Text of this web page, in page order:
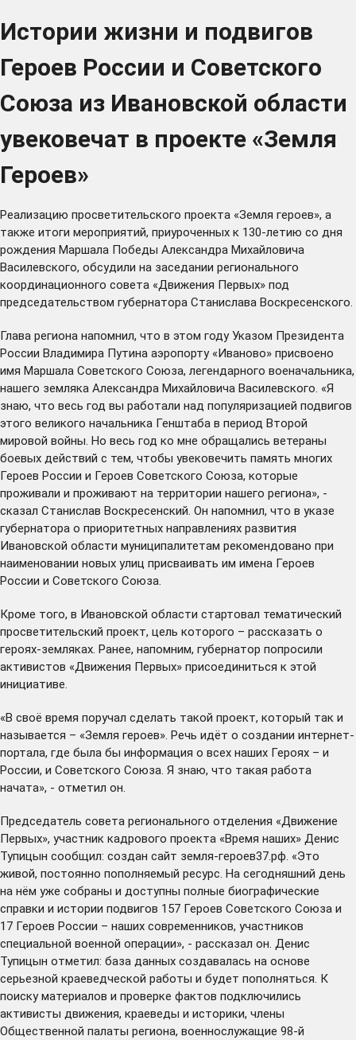
Истории жизни и подвигов
Героев России и Советского
Союза из Ивановской области
увековечат в проекте «Земля
Героев»
Реализацию просветительского проекта «Земля героев», а
также итоги мероприятий, приуроченных к 130-летию со дня
рождения Маршала Победы Александра Михайловича
Василевского, обсудили на заседании регионального
координационного совета «Движения Первых» под
председательством губернатора Станислава Воскресенского.
Глава региона напомнил, что в этом году Указом Президента
России Владимира Путина аэропорту «Иваново» присвоено
имя Маршала Советского Союза, легендарного военачальника,
нашего земляка Александра Михайловича Василевского. «Я
знаю, что весь год вы работали над популяризацией подвигов
этого великого начальника Генштаба в период Второй
мировой войны. Но весь год ко мне обращались ветераны
боевых действий с тем, чтобы увековечить память многих
Героев России и Героев Советского Союза, которые
проживали и проживают на территории нашего региона», -
сказал Станислав Воскресенский. Он напомнил, что в указе
губернатора о приоритетных направлениях развития
Ивановской области муниципалитетам рекомендовано при
наименовании новых улиц присваивать им имена Героев
России и Советского Союза.
Кроме того, в Ивановской области стартовал тематический
просветительский проект, цель которого – рассказать о
героях-земляках. Ранее, напомним, губернатор попросили
активистов «Движения Первых» присоединиться к этой
инициативе.
«В своё время поручал сделать такой проект, который так и
называется – «Земля героев». Речь идёт о создании интернет-
портала, где была бы информация о всех наших Героях – и
России, и Советского Союза. Я знаю, что такая работа
начата», - отметил он.
Председатель совета регионального отделения «Движение
Первых», участник кадрового проекта «Время наших» Денис
Тупицын сообщил: создан сайт земля-героев37.рф . «Это
живой, постоянно пополняемый ресурс. На сегодняшний день
на нём уже собраны и доступны полные биографические
справки и истории подвигов 157 Героев Советского Союза и
17 Героев России – наших современников, участников
специальной военной операции», - рассказал он. Денис
Тупицын отметил: база данных создавалась на основе
серьезной краеведческой работы и будет пополняться. К
поиску материалов и проверке фактов подключились
активисты движения, краеведы и историки, члены
Общественной палаты региона, военнослужащие 98-й